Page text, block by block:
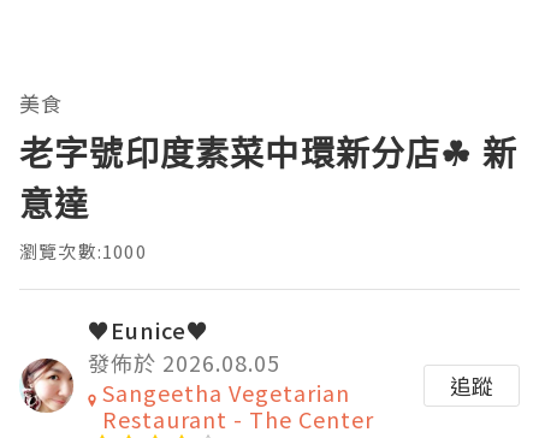
美食
老字號印度素菜中環新分店☘ 新
意達
瀏覽次數:1000
♥Eunice♥
發佈於 2026.08.05
Sangeetha Vegetarian
Restaurant - The Center
追蹤